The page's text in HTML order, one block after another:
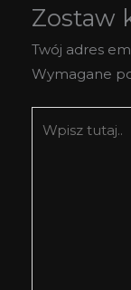
Zostaw
Twój adres
Wymagane
tutaj..